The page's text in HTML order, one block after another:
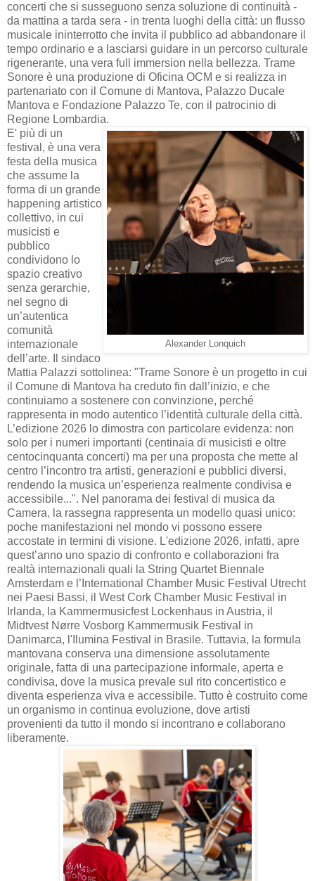
concerti che si susseguono senza soluzione di continuità -
da mattina a tarda sera - in trenta luoghi della città: un flusso
musicale ininterrotto che invita il pubblico ad abbandonare il
tempo ordinario e a lasciarsi guidare in un percorso culturale
rigenerante, una vera full immersion nella bellezza. Trame
Sonore è una produzione di Oficina OCM e si realizza in
partenariato con il Comune di Mantova, Palazzo Ducale
Mantova e Fondazione Palazzo Te, con il patrocinio di
Regione Lombardia.
Alexander Lonquich
E' più di un
festival, è una vera
festa della musica
che assume la
forma di un grande
happening artistico
collettivo, in cui
musicisti e
pubblico
condividono lo
spazio creativo
senza gerarchie,
nel segno di
un’autentica
comunità
internazionale
dell’arte. Il sindaco
Mattia Palazzi sottolinea: "Trame Sonore è un progetto in cui
il Comune di Mantova ha creduto fin dall’inizio, e che
continuiamo a sostenere con convinzione, perché
rappresenta in modo autentico l’identità culturale della città.
L’edizione 2026 lo dimostra con particolare evidenza: non
solo per i numeri importanti (centinaia di musicisti e oltre
centocinquanta concerti) ma per una proposta che mette al
centro l’incontro tra artisti, generazioni e pubblici diversi,
rendendo la musica un’esperienza realmente condivisa e
accessibile...". Nel panorama dei festival di musica da
Camera, la rassegna rappresenta un modello quasi unico:
poche manifestazioni nel mondo vi possono essere
accostate in termini di visione. L'edizione 2026, infatti, apre
quest’anno uno spazio di confronto e collaborazioni fra
realtà internazionali quali la String Quartet Biennale
Amsterdam e l’International Chamber Music Festival Utrecht
nei Paesi Bassi, il West Cork Chamber Music Festival in
Irlanda, la Kammermusicfest Lockenhaus in Austria, il
Midtvest Nørre Vosborg Kammermusik Festival in
Danimarca, l'Ilumina Festival in Brasile. Tuttavia, la formula
mantovana conserva una dimensione assolutamente
originale, fatta di una partecipazione informale, aperta e
condivisa, dove la musica prevale sul rito concertistico e
diventa esperienza viva e accessibile. Tutto è costruito come
un organismo in continua evoluzione, dove artisti
provenienti da tutto il mondo si incontrano e collaborano
liberamente.